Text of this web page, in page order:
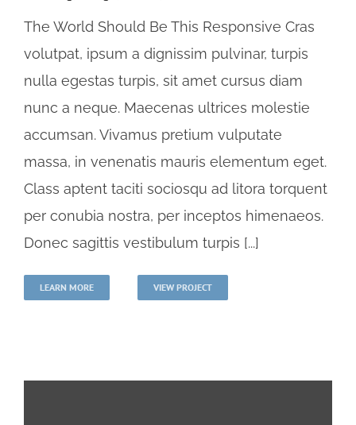
The World Should Be This Responsive Cras
volutpat, ipsum a dignissim pulvinar, turpis
nulla egestas turpis, sit amet cursus diam
nunc a neque. Maecenas ultrices molestie
accumsan. Vivamus pretium vulputate
massa, in venenatis mauris elementum eget.
Class aptent taciti sociosqu ad litora torquent
per conubia nostra, per inceptos himenaeos.
Donec sagittis vestibulum turpis [...]
LEARN MORE VIEW PROJECT